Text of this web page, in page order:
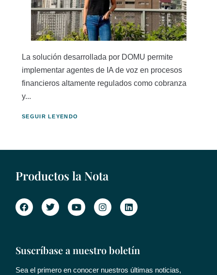
La solución desarrollada por DOMU permite
implementar agentes de IA de voz en procesos
financieros altamente regulados como cobranza
y...
SEGUIR LEYENDO
Productos la Nota
Suscríbase a nuestro boletín
Sea el primero en conocer nuestros últimas noticias,